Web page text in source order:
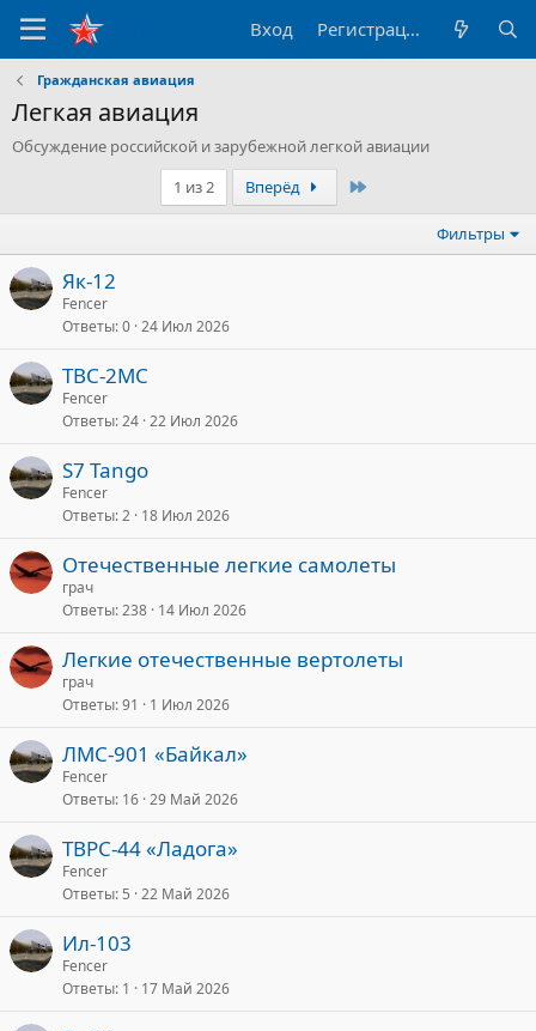
Вход Регистрация
Гражданская авиация
Легкая авиация
Обсуждение российской и зарубежной легкой авиации
1 из 2
Вперёд
Фильтры
Як-12
Fencer
Ответы 0 24 Июл 2026
ТВС-2МС
Fencer
Ответы 24 22 Июл 2026
S7 Tango
Fencer
Ответы 2 18 Июл 2026
Отечественные легкие самолеты
грач
Ответы 238 14 Июл 2026
Легкие отечественные вертолеты
грач
Ответы 91 1 Июл 2026
ЛМС-901 «Байкал»
Fencer
Ответы 16 29 Май 2026
ТВРС-44 «Ладога»
Fencer
Ответы 5 22 Май 2026
Ил-103
Fencer
Ответы 1 17 Май 2026